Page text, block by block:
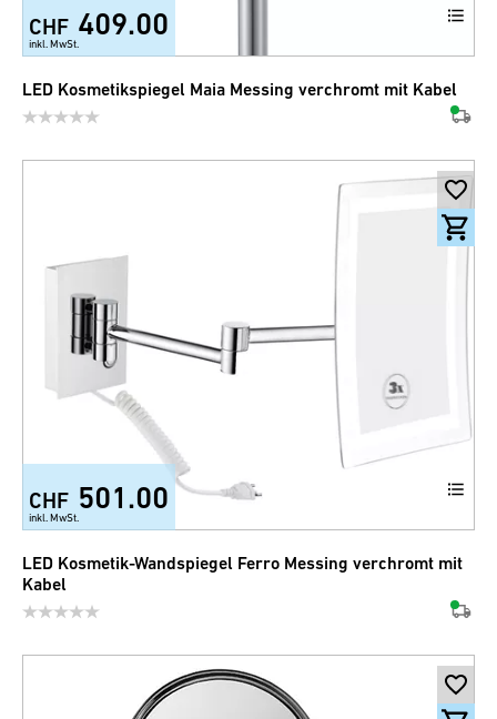
CHF 409.00
inkl. MwSt.
LED Kosmetikspiegel Maia Messing verchromt mit Kabel
CHF 501.00
inkl. MwSt.
LED Kosmetik-Wandspiegel Ferro Messing verchromt mit
Kabel